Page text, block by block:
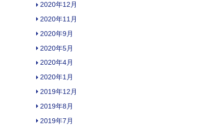
2020年12月
2020年11月
2020年9月
2020年5月
2020年4月
2020年1月
2019年12月
2019年8月
2019年7月